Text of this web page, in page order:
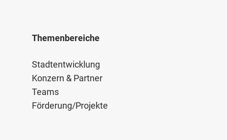
Themenbereiche
Stadtentwicklung
Konzern & Partner
Teams
Förderung/Projekte